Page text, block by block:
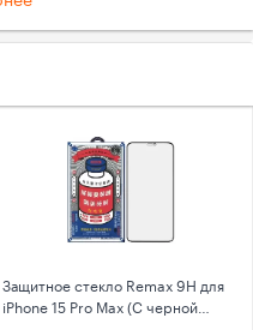
Защитное стекло Remax 9Н для
iPhone 15 Pro Max (С черной